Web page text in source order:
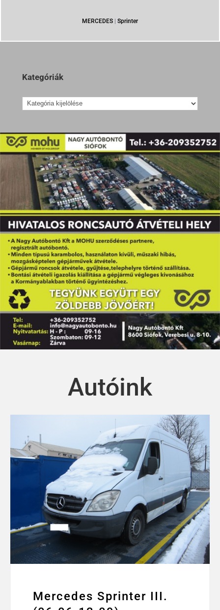
MERCEDES | Sprinter
Kategóriák
Kategóriák
Autóink
Mercedes Sprinter III.